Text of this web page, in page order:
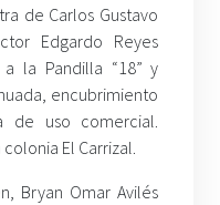
de Carlos Gustavo
Edgardo Reyes
a la Pandilla “18” y
encubrimiento
uso comercial.
El Carrizal.
Bryan Omar Avilés